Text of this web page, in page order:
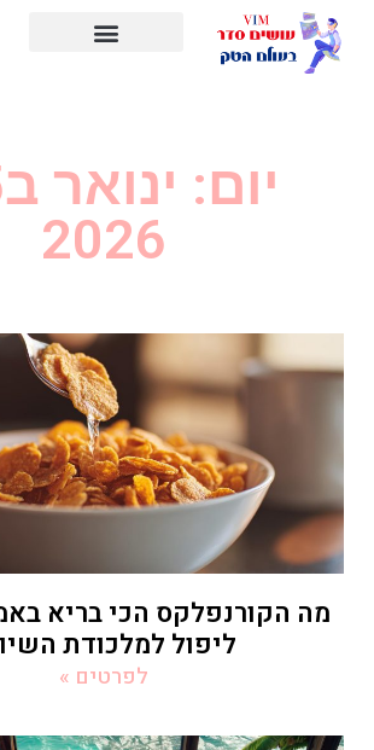
2026
מה הקורנפלקס הכי בריא
ליפול למלכודת
לפרטים »